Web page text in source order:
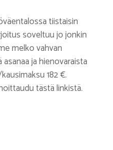
tiistaisin
soveltuu jo jonkin
melko vahvan
ja hienovaraista
182 €.
tästä linkistä.